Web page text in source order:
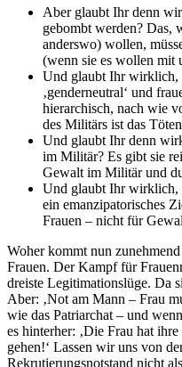
Aber glaubt Ihr denn
gebombt werden? Das,
anderswo) wollen,
(wenn sie es wollen mit
Und glaubt Ihr wirklich,
‚genderneutral‘ und
hierarchisch, nach wie
des Militärs ist das
Und glaubt Ihr denn
im Militär? Es gibt sie
Gewalt im Militär und
Und glaubt Ihr wirklich,
ein emanzipatorisches
Frauen – nicht für
Woher kommt nun
Frauen. Der Kampf für
dreiste Legitimationslüge. Da
Aber: ‚Not am Mann – Frau
wie das Patriarchat – und
es hinterher: ‚Die Frau hat
gehen!‘ Lassen wir uns von
Rekrutierungsnotstand nicht